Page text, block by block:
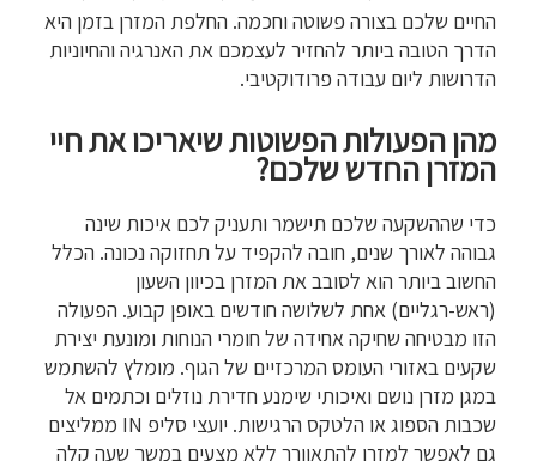
החיים שלכם בצורה פשוטה וחכמה. החלפת המזרן בזמן היא
הדרך הטובה ביותר להחזיר לעצמכם את האנרגיה והחיוניות
הדרושות ליום עבודה פרודוקטיבי.
מהן הפעולות הפשוטות שיאריכו את חיי
המזרן החדש שלכם?
כדי שההשקעה שלכם תישמר ותעניק לכם איכות שינה
גבוהה לאורך שנים, חובה להקפיד על תחזוקה נכונה. הכלל
החשוב ביותר הוא לסובב את המזרן בכיוון השעון
(ראש-רגליים) אחת לשלושה חודשים באופן קבוע. הפעולה
הזו מבטיחה שחיקה אחידה של חומרי הנוחות ומונעת יצירת
שקעים באזורי העומס המרכזיים של הגוף. מומלץ להשתמש
במגן מזרן נושם ואיכותי שימנע חדירת נוזלים וכתמים אל
שכבות הספוג או הלטקס הרגישות. יועצי סליפ IN ממליצים
גם לאפשר למזרן להתאוורר ללא מצעים במשך שעה קלה